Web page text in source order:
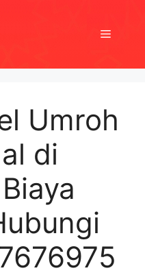
Menu
Umroh
di